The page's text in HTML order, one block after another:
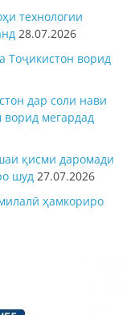
технологии
28.07.2026
Тоҷикистон ворид
дар соли нави
ворид мегардад
қисми даромади
шуд 27.07.2026
ҳамкориро